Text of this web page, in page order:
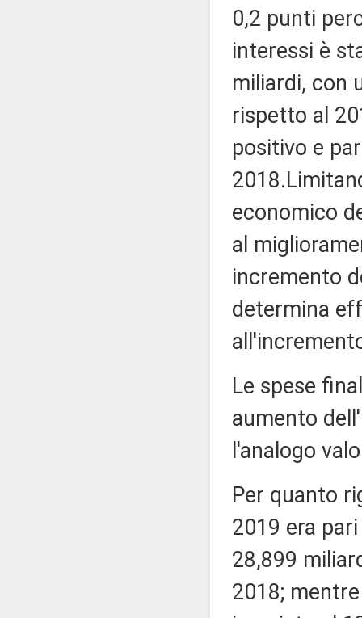
0,2 punti
interessi è
miliardi, con
rispetto al
positivo e
economico
al
incremento
determina
Le spese
aumento
l'analogo
Per quanto
2019 era
28,899
2018;